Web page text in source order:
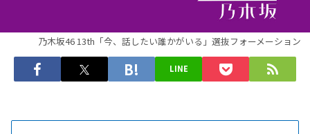
乃木坂46 13th「今、話したい誰かがいる」選抜フォーメーション
LINE